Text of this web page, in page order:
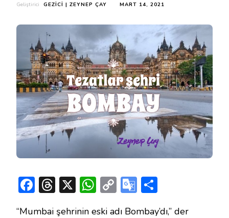
Geliştirici GEZİCI | ZEYNEP ÇAY MART 14, 2021
Facebook
Threads
X WhatsApp
Copy
Link
Google
Translate
“Mumbai şehrinin eski adı Bombay’dı,” der